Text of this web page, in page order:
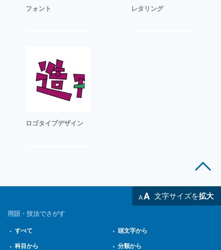
フォント レタリング
ロゴタイプデザイン
文字サイズを拡大
用語・技法でさがす
すべて 頭文字から
科目から 分類から